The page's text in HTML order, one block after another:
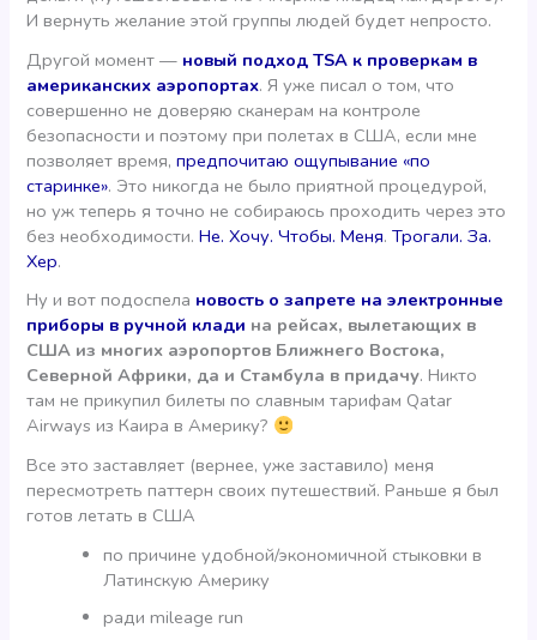
И вернуть желание этой группы людей будет непросто.
Другой момент — новый подход TSA к проверкам в
американских аэропортах. Я уже писал о том, что
совершенно не доверяю сканерам на контроле
безопасности и поэтому при полетах в США, если мне
позволяет время,предпочитаю ощупывание «по
старинке». Это никогда не было приятной процедурой,
но уж теперь я точно не собираюсь проходить через это
без необходимости.Не. Хочу. Чтобы. Меня.Трогали. За.
Хер.
Ну и вот подоспела новость о запрете на электронные
приборы в ручной клади на рейсах, вылетающих в
США из многих аэропортов Ближнего Востока,
Северной Африки, да и Стамбула в придачу. Никто
там не прикупил билеты по славным тарифам Qatar
Airways из Каира в Америку?
Все это заставляет (вернее, уже заставило) меня
пересмотреть паттерн своих путешествий. Раньше я был
готов летать в США
по причине удобной/экономичной стыковки в
Латинскую Америку
ради mileage run